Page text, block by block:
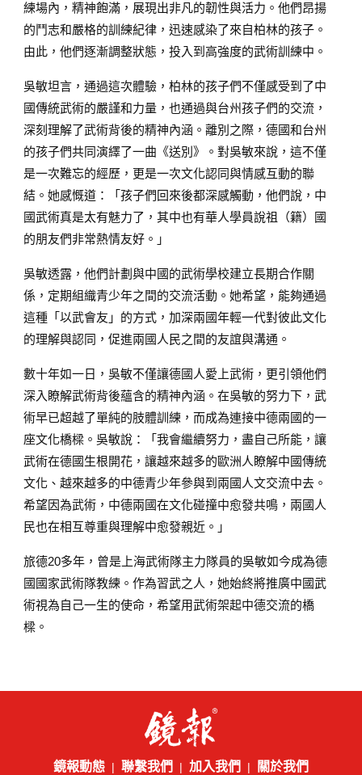
練場內，精神飽滿，展現出非凡的韌性與活力。他們昂揚
的鬥志和嚴格的訓練紀律，迅速感染了來自柏林的孩子。
由此，他們逐漸調整狀態，投入到高強度的武術訓練中。
吳敏坦言，通過這次體驗，柏林的孩子們不僅感受到了中
國傳統武術的嚴謹和力量，也通過與台州孩子們的交流，
深刻理解了武術背後的精神內涵。離別之際，德國和台州
的孩子們共同演繹了一曲《送別》。對吳敏來說，這不僅
是一次難忘的經歷，更是一次文化認同與情感互動的聯
結。她感慨道：「孩子們回來後都深感觸動，他們說，中
國武術真是太有魅力了，其中也有華人學員說祖（籍）國
的朋友們非常熱情友好。」
吳敏透露，他們計劃與中國的武術學校建立長期合作關
係，定期組織青少年之間的交流活動。她希望，能夠通過
這種「以武會友」的方式，加深兩國年輕一代對彼此文化
的理解與認同，促進兩國人民之間的友誼與溝通。
數十年如一日，吳敏不僅讓德國人愛上武術，更引領他們
深入瞭解武術背後蘊含的精神內涵。在吳敏的努力下，武
術早已超越了單純的肢體訓練，而成為連接中德兩國的一
座文化橋樑。吳敏說：「我會繼續努力，盡自己所能，讓
武術在德國生根開花，讓越來越多的歐洲人瞭解中國傳統
文化、越來越多的中德青少年參與到兩國人文交流中去。
希望因為武術，中德兩國在文化碰撞中愈發共鳴，兩國人
民也在相互尊重與理解中愈發親近。」
旅德20多年，曾是上海武術隊主力隊員的吳敏如今成為德
國國家武術隊教練。作為習武之人，她始終將推廣中國武
術視為自己一生的使命，希望用武術架起中德交流的橋
樑。
鏡報動態 聯繫我們 加入我們 關於我們